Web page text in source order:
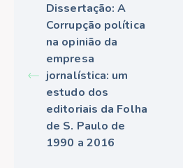
Dissertação: A
Corrupção política
na opinião da
empresa
jornalística: um
estudo dos
editoriais da Folha
de S. Paulo de
1990 a 2016